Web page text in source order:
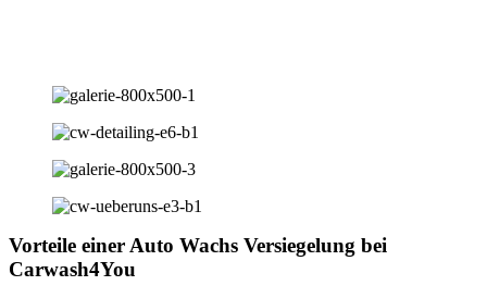
Vorteile einer Auto Wachs Versiegelung bei
Carwash4You